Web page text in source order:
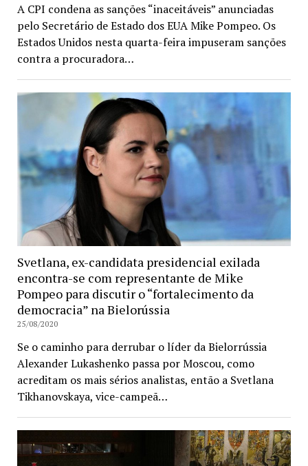
A CPI condena as sanções “inaceitáveis” anunciadas
pelo Secretário de Estado dos EUA Mike Pompeo. Os
Estados Unidos nesta quarta-feira impuseram sanções
contra a procuradora…
Svetlana, ex-candidata presidencial exilada
encontra-se com representante de Mike
Pompeo para discutir o “fortalecimento da
democracia” na Bielorússia
25/08/2020
Se o caminho para derrubar o líder da Bielorrússia
Alexander Lukashenko passa por Moscou, como
acreditam os mais sérios analistas, então a Svetlana
Tikhanovskaya, vice-campeã…